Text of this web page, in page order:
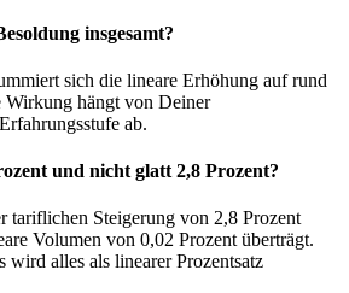
insgesamt?
sich die lineare Erhöhung auf rund
Wirkung hängt von Deiner
ab.
und nicht glatt 2,8 Prozent?
tariflichen Steigerung von 2,8 Prozent
Volumen von 0,02 Prozent überträgt.
wird alles als linearer Prozentsatz